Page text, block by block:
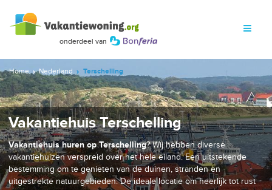
Home Nederland Terschelling
Vakantiehuis Terschelling
Vakantiehuis huren op Terschelling? Wij hebben diverse
vakantiehuizen verspreid over het hele eiland. Een uitstekende
bestemming om te genieten van de duinen, stranden en
uitgestrekte natuurgebieden. De ideale locatie om heerlijk tot rust